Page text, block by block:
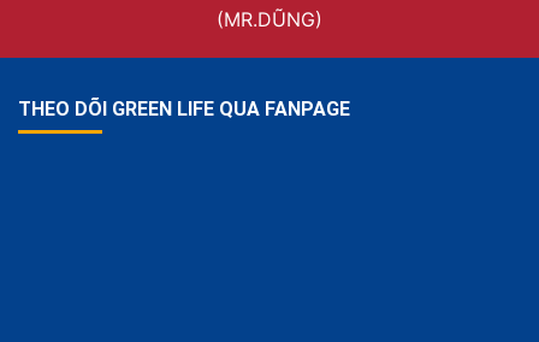
(MR.DŨNG)
THEO DÕI GREEN LIFE QUA FANPAGE